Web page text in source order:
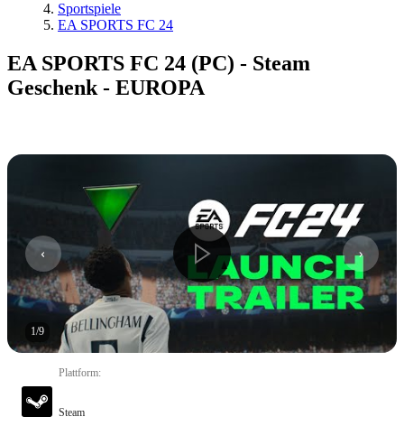
Sportspiele
EA SPORTS FC 24
EA SPORTS FC 24 (PC) - Steam
Geschenk - EUROPA
1/9
Plattform:
Steam